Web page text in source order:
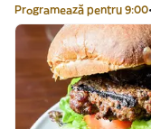
Programează pentru 9:00